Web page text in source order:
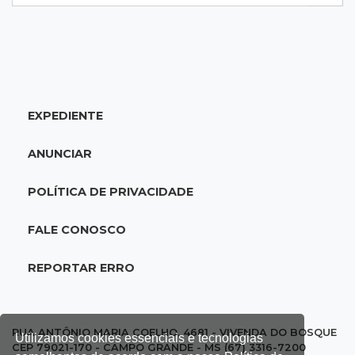
Utilizamos cookies essenciais e tecnologias
16:24Área de Preservação
de usina hidrelétrica ilegal em APP
16:15 Sem oxigênio
Trabalhadores passam mal dentro de caixa-
emissão de documentos em mega feirão
EXPEDIENTE
ANUNCIAR
POLÍTICA DE PRIVACIDADE
FALE CONOSCO
REPORTAR ERRO
RUA ANTÔNIO MARIA COELHO, 4681 - VIVENDA DO BOSQUE
CEP 79021-170 - CAMPO GRANDE - MS (67) 3316-7200